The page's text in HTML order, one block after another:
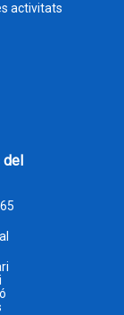
activitats
del